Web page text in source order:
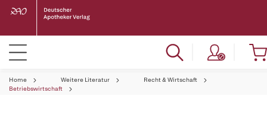
Home Weitere Literatur
Recht & Wirtschaft
Betriebswirtschaft